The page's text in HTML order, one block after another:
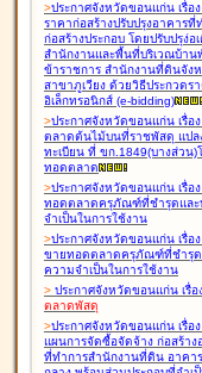
>ประกาศจังหวัดขอนแก่น เรื่อง
ราคาก่อสร้างปรับปรุงอาคารที่
ก่อสร้างประกอบ โดยปรับปรุง่อ
สำนักงานและพื้นที่บริเวณบ้าน
ข้าราชการ สำนักงานที่ดินจัง
สาขาภูเวียง ด้วยวิธีประกวดร
อิเล็กทรอนิกส์ (e-bidding)
>ประกาศจังหวัดขอนแก่น เรื่อง
ตลาดต้นไม้บนที่ราชพัสดุ แปล
ทะเบียน ที่ ขก.1849(บางส่วน)
ทอดตลาด
>ประกาศจังหวัดขอนแก่น เรื่อง
ทอดตลาดครุภัณฑ์ที่ชำรุดแล
จำเป็นในการใช้งาน
>ประกาศจังหวัดขอนแก่น เรื่อง
ขายทอดตลาดครุภัณฑ์ที่ชำรุด
ความจำเป็นในการใช้งาน
> ประกาศจังหวัดขอนแก่น เรื่อ
ตลาดพัสดุ
>ประกาศจังหวัดขอนแก่น เรื่อง
แผนการจัดซื้อจัดจ้าง ก่อสร้าง
ที่ทำการสำนักงานที่ดิน อาคา